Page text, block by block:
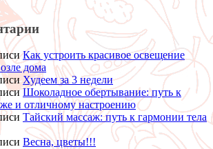
Как устроить красивое освещение
дома
Худеем за 3 недели
Шоколадное обертывание: путь к
и отличному настроению
Тайский массаж: путь к гармонии тела
Весна, цветы!!!